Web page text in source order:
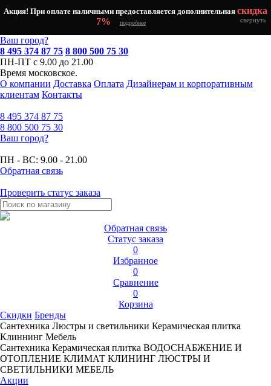
Акция! При оплате наличными предоставляется дополнительная скидка
7%
подробнее свернуть
Ваш город?
8 495 374 87 75 8 800 500 75 30
ПН-ПТ с 9.00 до 21.00
Время московское.
О компании Доставка Оплата Дизайнерам и корпоративным
клиентам Контакты
8 495 374 87 75
8 800 500 75 30
Ваш город?
ПН - ВС: 9.00 - 21.00
Обратная связь
Проверить статус заказа
Обратная связь
Статус заказа
0
Избранное
0
Сравнение
0
Корзина
Скидки Бренды
Сантехника Люстры и светильники Керамическая плитка
Клиннинг Мебель
Сантехника Керамическая плитка ВОДОСНАБЖЕНИЕ И
ОТОПЛЕНИЕ КЛИМАТ КЛИНИНГ ЛЮСТРЫ И
СВЕТИЛЬНИКИ МЕБЕЛЬ
Акции